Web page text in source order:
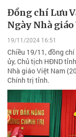
Đồng chí Lưu
Ngày Nhà
19/11/2024 16:51
Chiều 19/11, đồng
ủy, Chủ tịch HĐND
Nhà giáo Việt Nam
Chính trị tỉnh.